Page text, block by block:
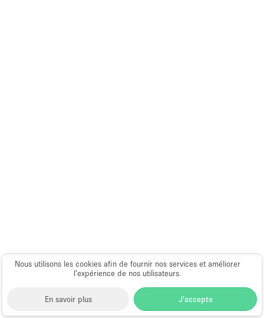
Nous utilisons les cookies afin de fournir nos services et améliorer
l’expérience de nos utilisateurs.
En savoir plus J'accepte